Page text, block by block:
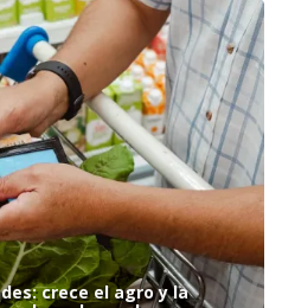
crece el agro y la